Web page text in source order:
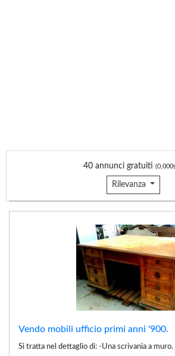
40 annunci gratuiti
Rilevanza
Vendo mobili ufficio primi anni '900.
Si tratta nel dettaglio di: -Una scrivania a